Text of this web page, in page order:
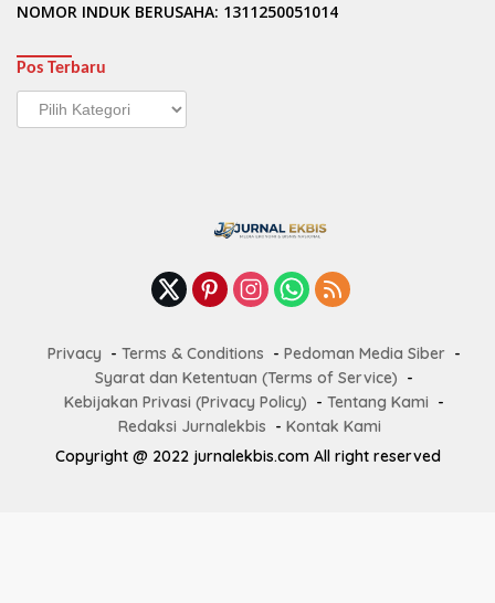
NOMOR INDUK BERUSAHA: 1311250051014
Pos Terbaru
Pos
Terbaru
Privacy Terms & Conditions
Pedoman Media Siber
Syarat dan Ketentuan (Terms of Service)
Kebijakan Privasi (Privacy Policy)
Tentang Kami
Redaksi Jurnalekbis
Kontak Kami
Copyright @ 2022 jurnalekbis.com All right reserved